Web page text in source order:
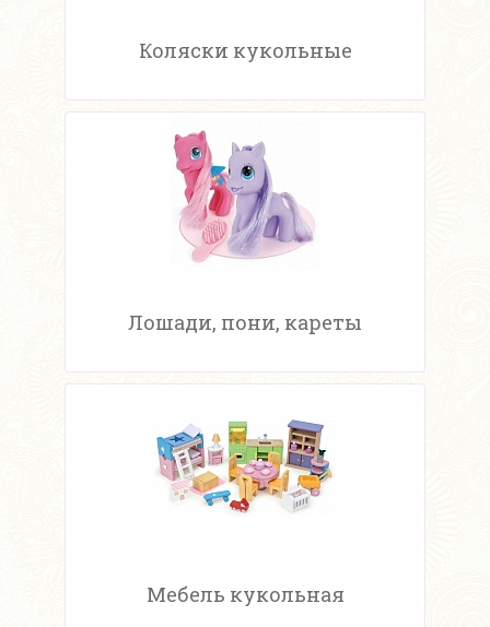
Коляски кукольные
Лошади, пони, кареты
Мебель кукольная